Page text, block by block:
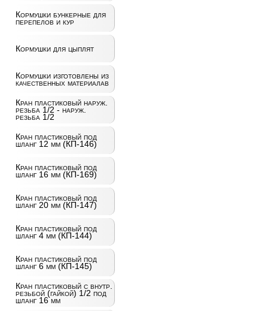
Кормушки бункерные для
перепелов и кур
Кормушки для цыплят
Кормушки изготовлены из
качественных материалав
Кран пластиковый наруж.
резьба 1/2 - наруж.
резьба 1/2
Кран пластиковый под
шланг 12 мм (КП-146)
Кран пластиковый под
шланг 16 мм (КП-169)
Кран пластиковый под
шланг 20 мм (КП-147)
Кран пластиковый под
шланг 4 мм (КП-144)
Кран пластиковый под
шланг 6 мм (КП-145)
Кран пластиковый с внутр.
резьбой (гайкой) 1/2 под
шланг 16 мм